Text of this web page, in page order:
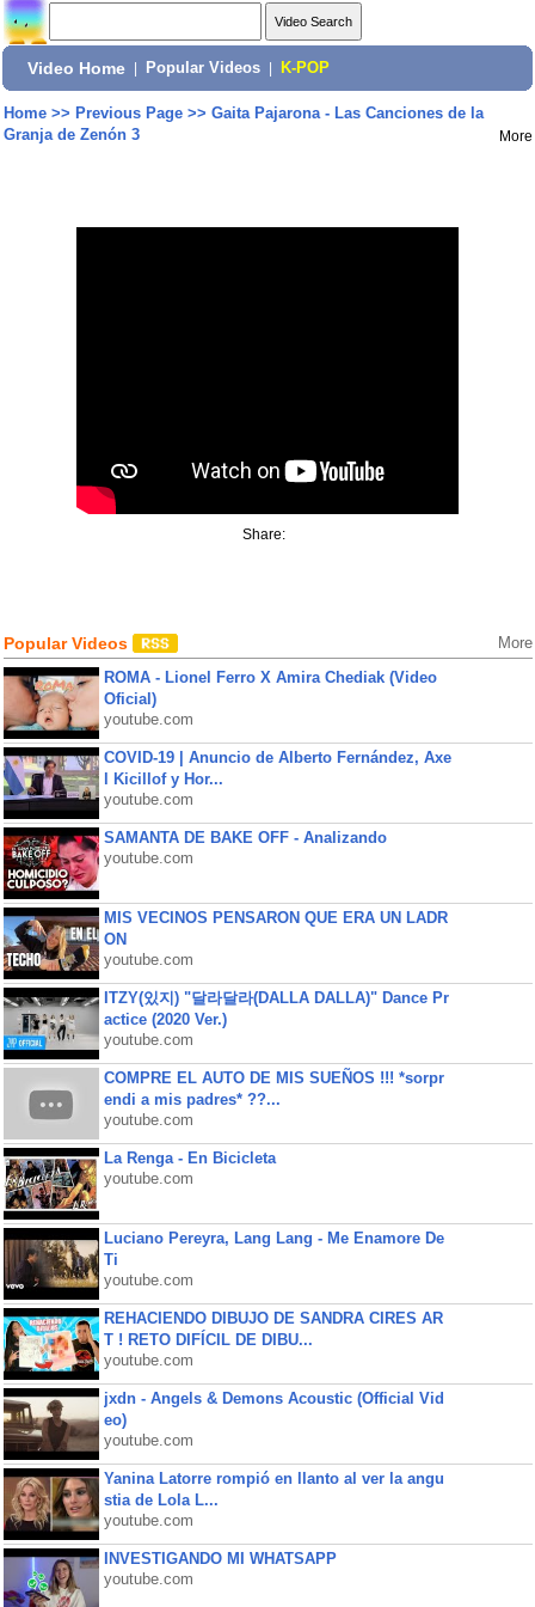
Video Home Popular Videos K-POP
Home>> Previous Page>> Gaita Pajarona - Las Canciones de la
Granja de Zenón 3
More
Share:
Popular Videos More
ROMA - Lionel Ferro X Amira Chediak (Video
Oficial)
youtube.com
COVID-19 | Anuncio de Alberto Fernández, Axe
l Kicillof y Hor...
youtube.com
SAMANTA DE BAKE OFF - Analizando
youtube.com
MIS VECINOS PENSARON QUE ERA UN LADR
ON
youtube.com
ITZY(있지) "달라달라(DALLA DALLA)" Dance Pr
actice (2020 Ver.)
youtube.com
COMPRE EL AUTO DE MIS SUEÑOS !!! *sorpr
endi a mis padres* ??...
youtube.com
La Renga - En Bicicleta
youtube.com
Luciano Pereyra, Lang Lang - Me Enamore De
Ti
youtube.com
REHACIENDO DIBUJO DE SANDRA CIRES AR
T ! RETO DIFÍCIL DE DIBU...
youtube.com
jxdn - Angels & Demons Acoustic (Official Vid
eo)
youtube.com
Yanina Latorre rompió en llanto al ver la angu
stia de Lola L...
youtube.com
INVESTIGANDO MI WHATSAPP
youtube.com